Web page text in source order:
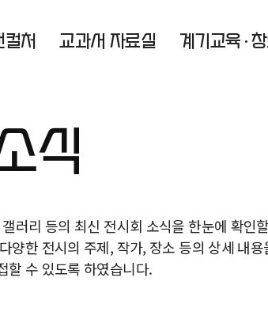
컬처 교과서 자료실 계기교육
식
러리 등의 최신 전시회 소식을 한눈에 확인
양한 전시의 주제, 작가, 장소 등의 상세 내용
할 수 있도록 하였습니다.